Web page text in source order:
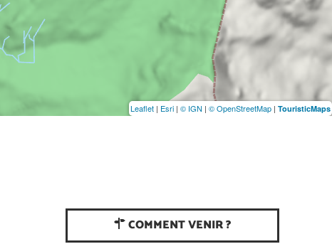
Leaflet | Esri | © IGN | © OpenStreetMap | TouristicMaps
COMMENT VENIR ?